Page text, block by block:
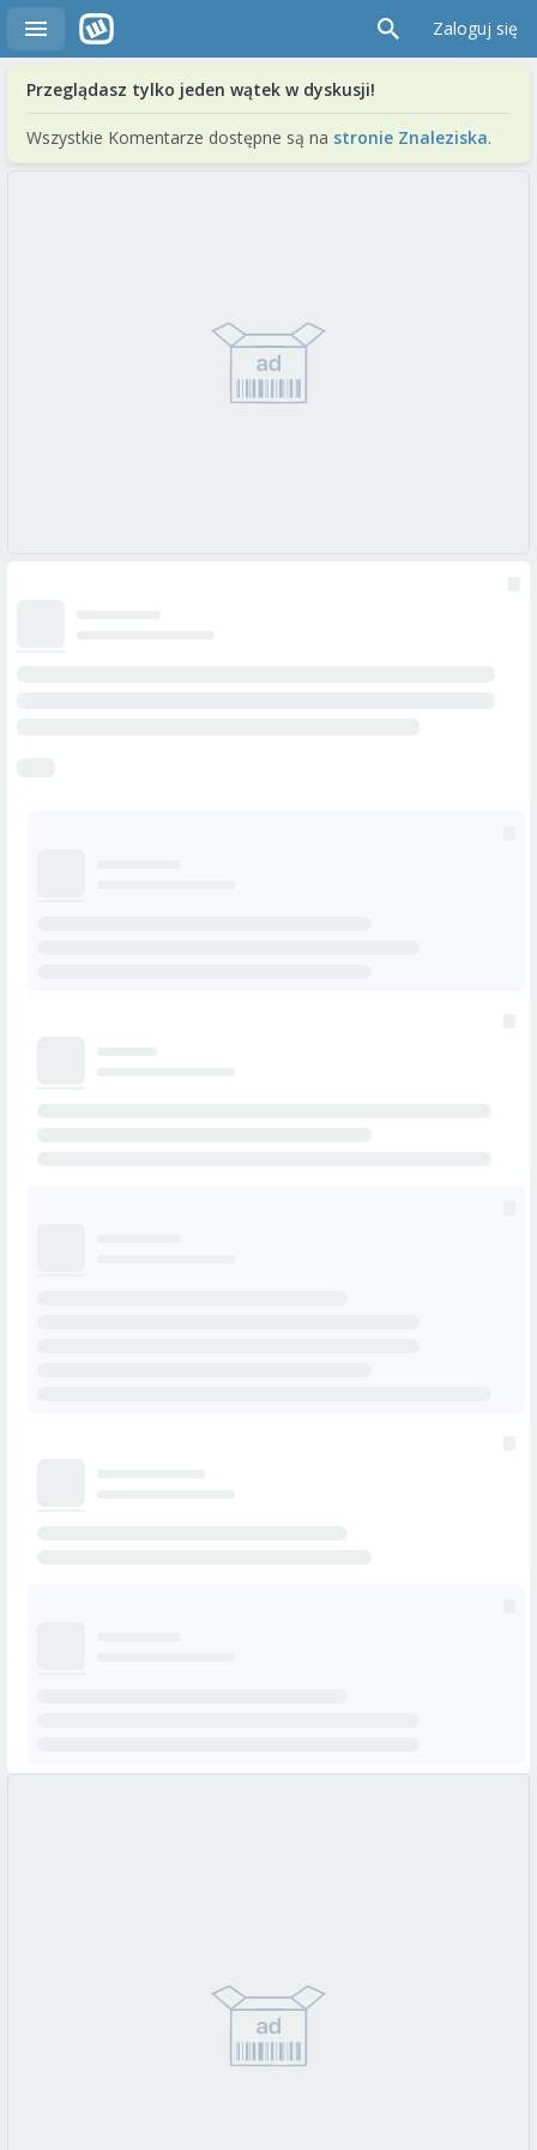
Zaloguj się
Przeglądasz tylko jeden wątek w dyskusji!
Wszystkie Komentarze dostępne są na stronie Znaleziska.